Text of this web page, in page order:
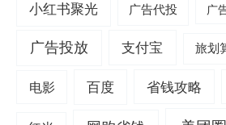
小红书聚光 广告代投 广
广告投放 支付宝 旅划
电影 百度 省钱攻略